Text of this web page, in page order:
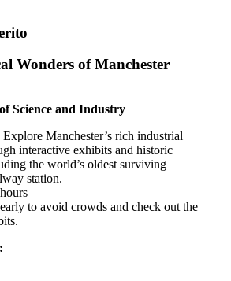
Wonders of Manchester
Science and Industry
Explore Manchester’s rich industrial
interactive exhibits and historic
the world’s oldest surviving
station.
to avoid crowds and check out the